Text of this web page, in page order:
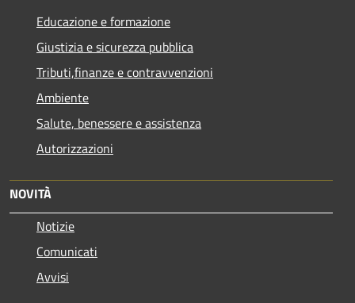
Educazione e formazione
Giustizia e sicurezza pubblica
Tributi,finanze e contravvenzioni
Ambiente
Salute, benessere e assistenza
Autorizzazioni
NOVITÀ
Notizie
Comunicati
Avvisi